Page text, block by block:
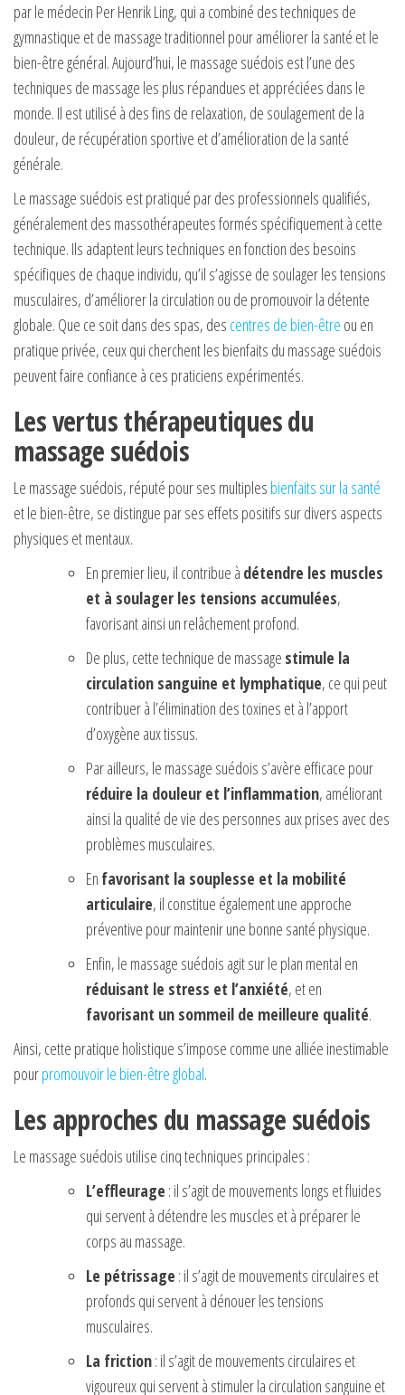
par le médecin Per Henrik Ling, qui a combiné des techniques de
gymnastique et de massage traditionnel pour améliorer la santé et le
bien-être général. Aujourd’hui, le massage suédois est l’une des
techniques de massage les plus répandues et appréciées dans le
monde. Il est utilisé à des fins de relaxation, de soulagement de la
douleur, de récupération sportive et d’amélioration de la santé
générale.
Le massage suédois est pratiqué par des professionnels qualifiés,
généralement des massothérapeutes formés spécifiquement à cette
technique. Ils adaptent leurs techniques en fonction des besoins
spécifiques de chaque individu, qu’il s’agisse de soulager les tensions
musculaires, d’améliorer la circulation ou de promouvoir la détente
globale. Que ce soit dans des spas, des centres de bien-être ou en
pratique privée, ceux qui cherchent les bienfaits du massage suédois
peuvent faire confiance à ces praticiens expérimentés.
Les vertus thérapeutiques du
massage suédois
Le massage suédois, réputé pour ses multiples bienfaits sur la santé
et le bien-être, se distingue par ses effets positifs sur divers aspects
physiques et mentaux.
En premier lieu, il contribue à détendre les muscles
et à soulager les tensions accumulées,
favorisant ainsi un relâchement profond.
De plus, cette technique de massage stimule la
circulation sanguine et lymphatique, ce qui peut
contribuer à l’élimination des toxines et à l’apport
d’oxygène aux tissus.
Par ailleurs, le massage suédois s’avère efficace pour
réduire la douleur et l’inflammation, améliorant
ainsi la qualité de vie des personnes aux prises avec des
problèmes musculaires.
En favorisant la souplesse et la mobilité
articulaire, il constitue également une approche
préventive pour maintenir une bonne santé physique.
Enfin, le massage suédois agit sur le plan mental en
réduisant le stress et l’anxiété, et en
favorisant un sommeil de meilleure qualité.
Ainsi, cette pratique holistique s’impose comme une alliée inestimable
pourpromouvoir le bien-être global.
Lesapproches du massagesuédois
Le massage suédois utilise cinq techniques principales :
L’effleurage : il s’agit de mouvements longs et fluides
qui servent à détendre les muscles et à préparer le
corps au massage.
Le pétrissage : il s’agit de mouvements circulaires et
profonds qui servent à dénouer les tensions
musculaires.
La friction: il s’agit de mouvements circulaires et
vigoureux qui servent à stimuler la circulation sanguine et